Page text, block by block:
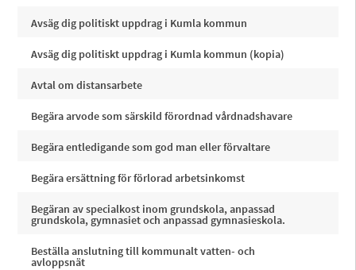
Avsäg dig politiskt uppdrag i Kumla kommun
Avsäg dig politiskt uppdrag i Kumla kommun (kopia)
Avtal om distansarbete
Begära arvode som särskild förordnad vårdnadshavare
Begära entledigande som god man eller förvaltare
Begära ersättning för förlorad arbetsinkomst
Begäran av specialkost inom grundskola, anpassad
grundskola, gymnasiet och anpassad gymnasieskola.
Beställa anslutning till kommunalt vatten- och
avloppsnät